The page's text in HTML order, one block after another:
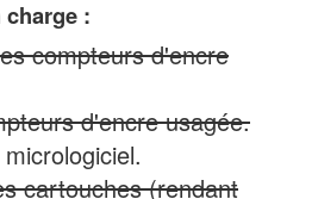
:
compteurs d'encre
d'encre usagée.
cartouches (rendant